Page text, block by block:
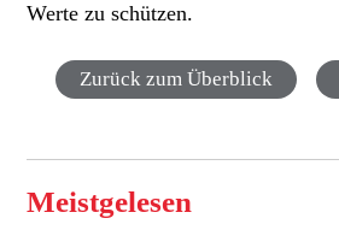
Werte zu schützen.
Zurück zum Überblick
Meistgelesen